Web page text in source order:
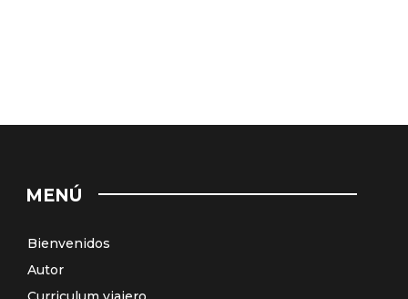
MENÚ
Bienvenidos
Autor